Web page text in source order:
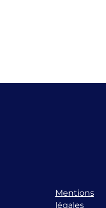
Mentions
légales